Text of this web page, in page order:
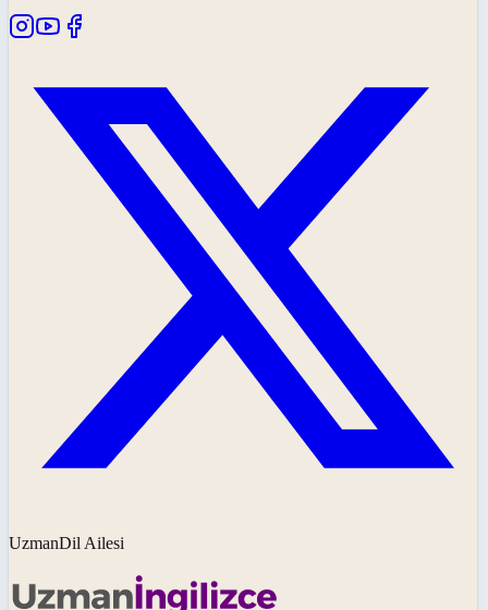
UzmanDil Ailesi